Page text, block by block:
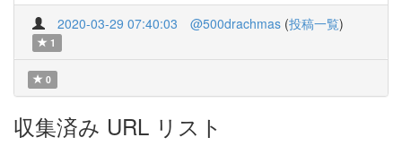
2020-03-29 07:40:03 @500drachmas (投稿一覧)
1
0
収集済み URL リスト